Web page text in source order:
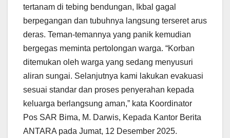
tertanam di tebing bendungan, Ikbal gagal
berpegangan dan tubuhnya langsung terseret arus
deras. Teman-temannya yang panik kemudian
bergegas meminta pertolongan warga. “Korban
ditemukan oleh warga yang sedang menyusuri
aliran sungai. Selanjutnya kami lakukan evakuasi
sesuai standar dan proses penyerahan kepada
keluarga berlangsung aman,” kata Koordinator
Pos SAR Bima, M. Darwis, Kepada Kantor Berita
ANTARA pada Jumat, 12 Desember 2025.